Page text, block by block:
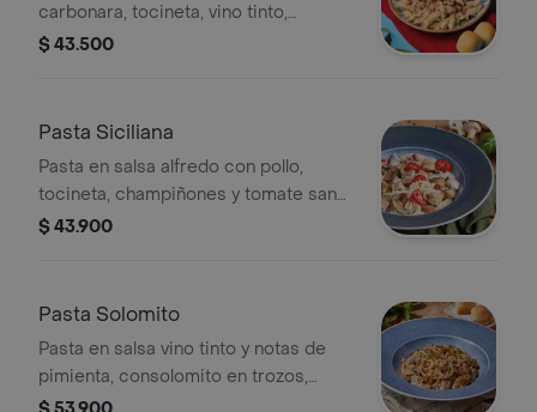
carbonara, tocineta, vino tinto,
parmesano y pancitos Il Forno.
$ 43.500
Pasta Siciliana
Pasta en salsa alfredo con pollo,
tocineta, champiñones y tomate san
marzano.
$ 43.900
Pasta Solomito
Pasta en salsa vino tinto y notas de
pimienta, consolomito en trozos,
tocineta, cebolla caramelizaday